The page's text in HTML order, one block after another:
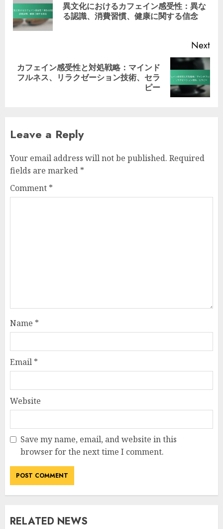
異文化におけるカフェイン感受性：異な
る認識、消費習慣、健康に関する信念
Next
Next
カフェイン感受性と対処戦略：マインド
フルネス、リラクゼーション技術、セラ
ピー
Leave a Reply
Your email address will not be published. Required
fields are marked *
Comment *
Name *
Email *
Website
Save my name, email, and website in this
browser for the next time I comment.
RELATED NEWS